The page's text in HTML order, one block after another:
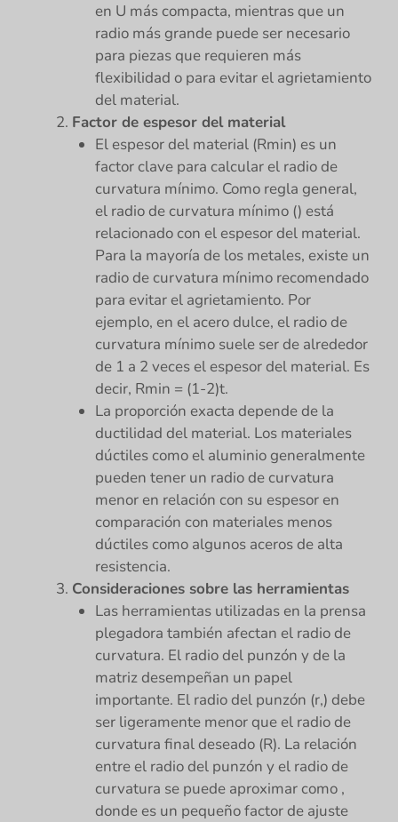
en U más compacta, mientras que un
radio más grande puede ser necesario
para piezas que requieren más
flexibilidad o para evitar el agrietamiento
del material.
Factor de espesor del material
El espesor del material (Rmin) es un
factor clave para calcular el radio de
curvatura mínimo. Como regla general,
el radio de curvatura mínimo () está
relacionado con el espesor del material.
Para la mayoría de los metales, existe un
radio de curvatura mínimo recomendado
para evitar el agrietamiento. Por
ejemplo, en el acero dulce, el radio de
curvatura mínimo suele ser de alrededor
de 1 a 2 veces el espesor del material. Es
decir, Rmin = (1-2)t.
La proporción exacta depende de la
ductilidad del material. Los materiales
dúctiles como el aluminio generalmente
pueden tener un radio de curvatura
menor en relación con su espesor en
comparación con materiales menos
dúctiles como algunos aceros de alta
resistencia.
Consideraciones sobre las herramientas
Las herramientas utilizadas en la prensa
plegadora también afectan el radio de
curvatura. El radio del punzón y de la
matriz desempeñan un papel
importante. El radio del punzón (r,) debe
ser ligeramente menor que el radio de
curvatura final deseado (R). La relación
entre el radio del punzón y el radio de
curvatura se puede aproximar como ,
donde es un pequeño factor de ajuste